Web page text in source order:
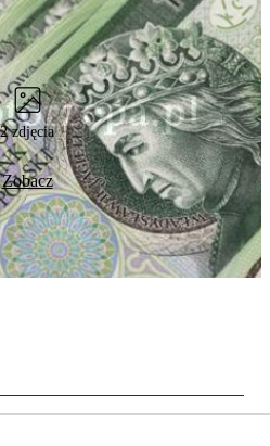
2 zdjęcia
Zobacz